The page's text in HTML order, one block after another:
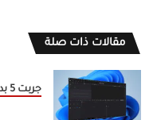
مقالات ذات صلة
جربت 5 بدائل مجانية لـ Premiere Pro وهذا ما اعتمدته